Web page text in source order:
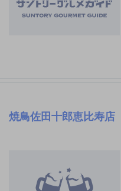
焼鳥佐田十郎恵比寿店